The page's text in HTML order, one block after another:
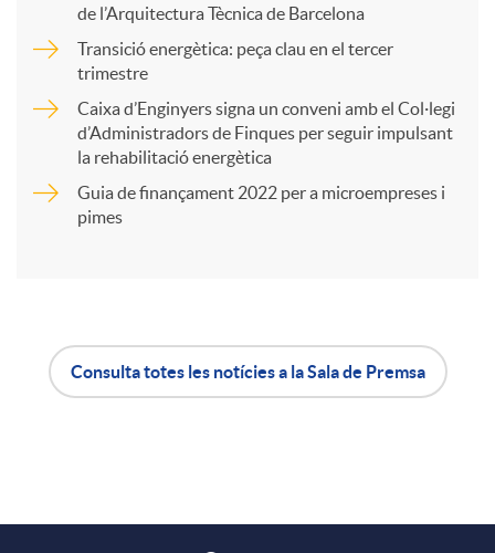
r
a
de l’Arquitectura Tècnica de Barcelona
Transició energètica: peça clau en el tercer
trimestre
Caixa d’Enginyers signa un conveni amb el Col·legi
d’Administradors de Finques per seguir impulsant
la rehabilitació energètica
Guia de finançament 2022 per a microempreses i
pimes
Consulta totes les notícies a la Sala de Premsa